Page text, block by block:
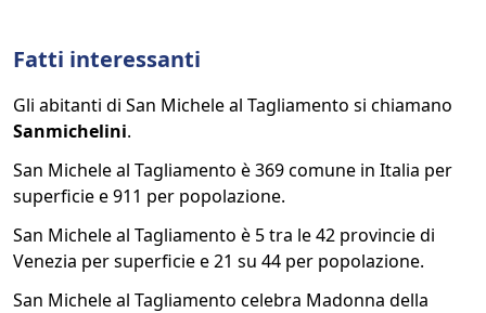
Fatti interessanti
Gli abitanti di San Michele al Tagliamento si chiamano
Sanmichelini.
San Michele al Tagliamento è 369 comune in Italia per
superficie e 911 per popolazione.
San Michele al Tagliamento è 5 tra le 42 provincie di
Venezia per superficie e 21 su 44 per popolazione.
San Michele al Tagliamento celebra Madonna della